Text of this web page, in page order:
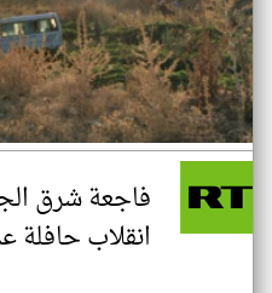
فاجعة شرق
انقلاب حافلة